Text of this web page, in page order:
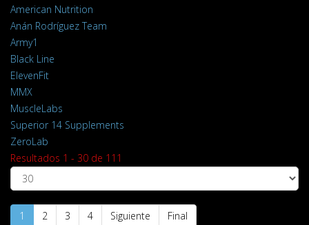
American Nutrition
Anán Rodríguez Team
Army1
Black Line
ElevenFit
MMX
MuscleLabs
Superior 14 Supplements
ZeroLab
Resultados 1 - 30 de 111
1 2 3 4 Siguiente
Final